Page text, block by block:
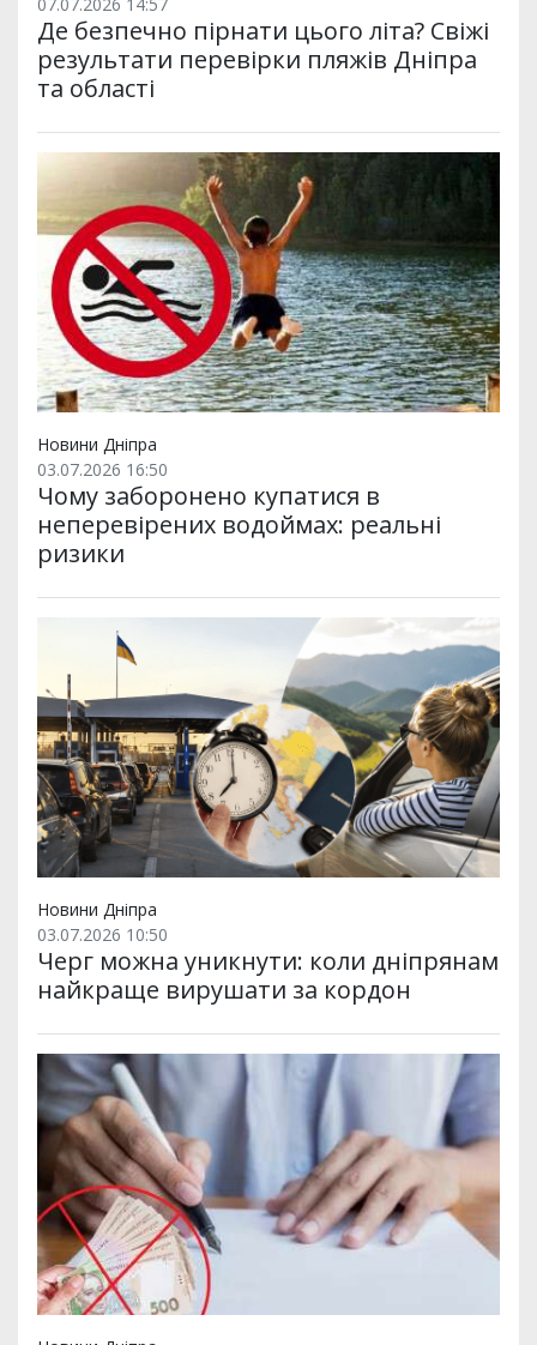
Де безпечно пірнати цього літа? Свіжі
результати перевірки пляжів Дніпра
та області
Новини Дніпра
03.07.2026 16:50
Чому заборонено купатися в
неперевірених водоймах: реальні
ризики
Новини Дніпра
03.07.2026 10:50
Черг можна уникнути: коли дніпрянам
найкраще вирушати за кордон